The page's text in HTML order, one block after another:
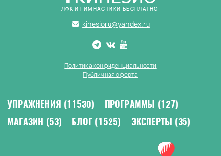
ЛФК И ГИМНАСТИКИ БЕСПЛАТНО
kinesioru@yandex.ru
Политика конфиденциальности
Публичная оферта
УПРАЖНЕНИЯ (11530) ПРОГРАММЫ (127)
МАГАЗИН (53) БЛОГ (1525) ЭКСПЕРТЫ (35)